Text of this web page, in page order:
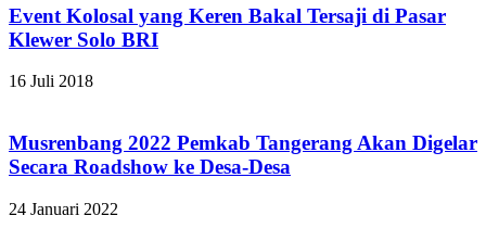
Event Kolosal yang Keren Bakal Tersaji di Pasar
Klewer Solo BRI
16 Juli 2018
Musrenbang 2022 Pemkab Tangerang Akan Digelar
Secara Roadshow ke Desa-Desa
24 Januari 2022